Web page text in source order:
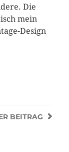
Die
mein
Design
BEITRAG